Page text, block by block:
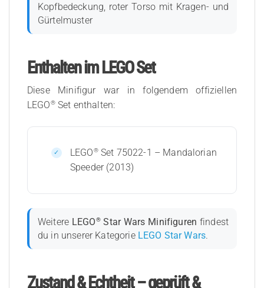
Kopfbedeckung, roter Torso mit Kragen- und
Gürtelmuster
Enthalten im LEGO Set
Diese Minifigur war in folgendem offiziellen
LEGO®Set enthalten:
LEGO®Set 75022-1 – Mandalorian
Speeder (2013)
Weitere LEGO®Star Wars Minifiguren findest
du in unserer Kategorie LEGO Star Wars.
Zustand & Echtheit – geprüft &